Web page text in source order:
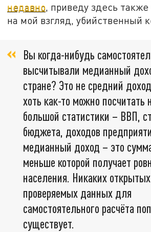
недавно, приведу здесь
на мой взгляд, убийственный
Вы когда-нибудь
высчитывали медианный
стране? Это не средний
хоть как-то можно посчитать
большой статистики – ВВП,
бюджета, доходов
медианный доход – это
меньше которой получает
населения. Никаких открытых
проверяемых данных для
самостоятельного расчёта
существует.